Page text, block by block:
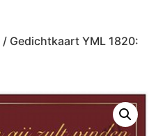
/ Gedichtkaart YML 1820: